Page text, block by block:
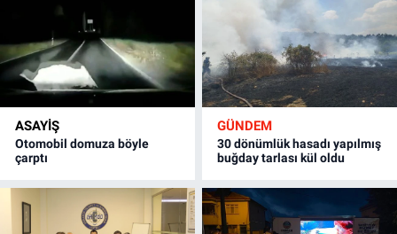
ASAYİŞ
Otomobil domuza böyle
çarptı
GÜNDEM
30 dönümlük hasadı yapılmış
buğday tarlası kül oldu